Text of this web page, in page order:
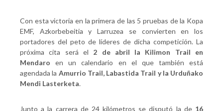
Con esta victoria en la primera de las 5 pruebas de la Kopa
EMF, Azkorbebeitia y Larruzea se convierten en los
portadores del peto de líderes de dicha competición. La
próxima cita será el 2 de abril la Kilimon Trail en
Mendaro en un calendario en el que también está
agendada la Amurrio Trail, Labastida Trail y la Urduñako
Mendi Lasterketa.
Junto a la carrera de 24 kilómetros se disputó la de 16